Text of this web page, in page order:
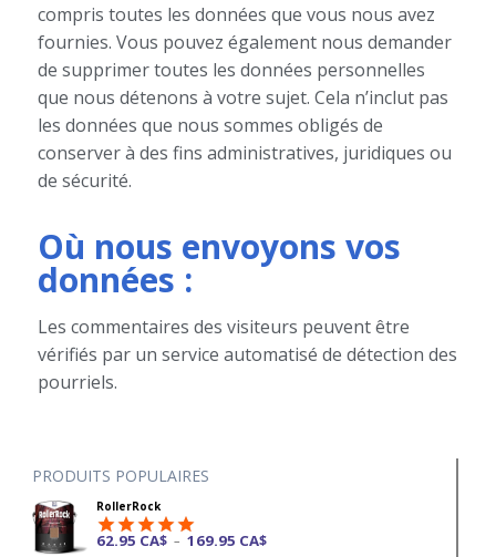
compris toutes les données que vous nous avez
fournies. Vous pouvez également nous demander
de supprimer toutes les données personnelles
que nous détenons à votre sujet. Cela n’inclut pas
les données que nous sommes obligés de
conserver à des fins administratives, juridiques ou
de sécurité.
Où nous envoyons vos
données :
Les commentaires des visiteurs peuvent être
vérifiés par un service automatisé de détection des
pourriels.
PRODUITS POPULAIRES
RollerRock
62.95 CA$ – 169.95 CA$